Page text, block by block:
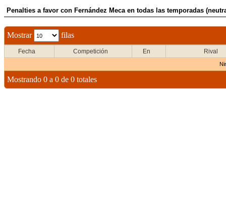
Penalties a favor con Fernández Meca en todas las temporadas
Mostrar filas
Fecha Competición En Rival
Mostrando 0 a 0 de 0 totales